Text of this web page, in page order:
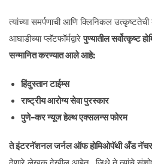
त्यांच्या समर्पणाची आणि क्लिनिकल
आघाडीच्या प्लॅटफॉर्मद्वारेपुण्यातील सर्वोत्कृष्ट
सन्मानित करण्यात आले आहे:
हिंदुस्तान टाईम्स
राष्ट्रीय आरोग्य सेवा पुरस्कार
पुणे-कर न्यूज हेल्थ एक्सलन्स फोरम
ते इंटरनॅशनल जर्नल ऑफ होमिओपॅथी अँड